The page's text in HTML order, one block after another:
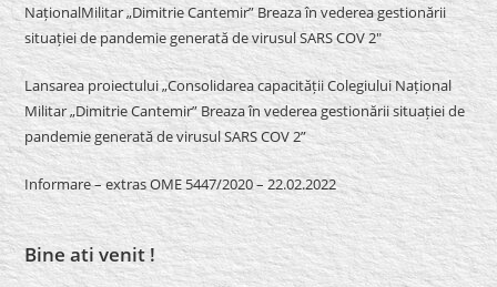
NaționalMilitar „Dimitrie Cantemir” Breaza în vederea gestionării
situației de pandemie generată de virusul SARS COV 2″
Lansarea proiectului „Consolidarea capacității Colegiului Național
Militar „Dimitrie Cantemir” Breaza în vederea gestionării situației de
pandemie generată de virusul SARS COV 2”
Informare – extras OME 5447/2020 – 22.02.2022
Bine ati venit !